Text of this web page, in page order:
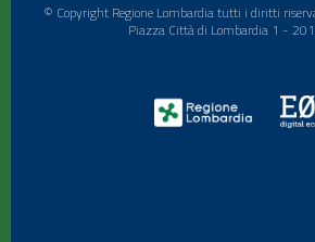
© Copyright Regione Lombardia tutti i diritti
Piazza Città di Lombardia 1 -